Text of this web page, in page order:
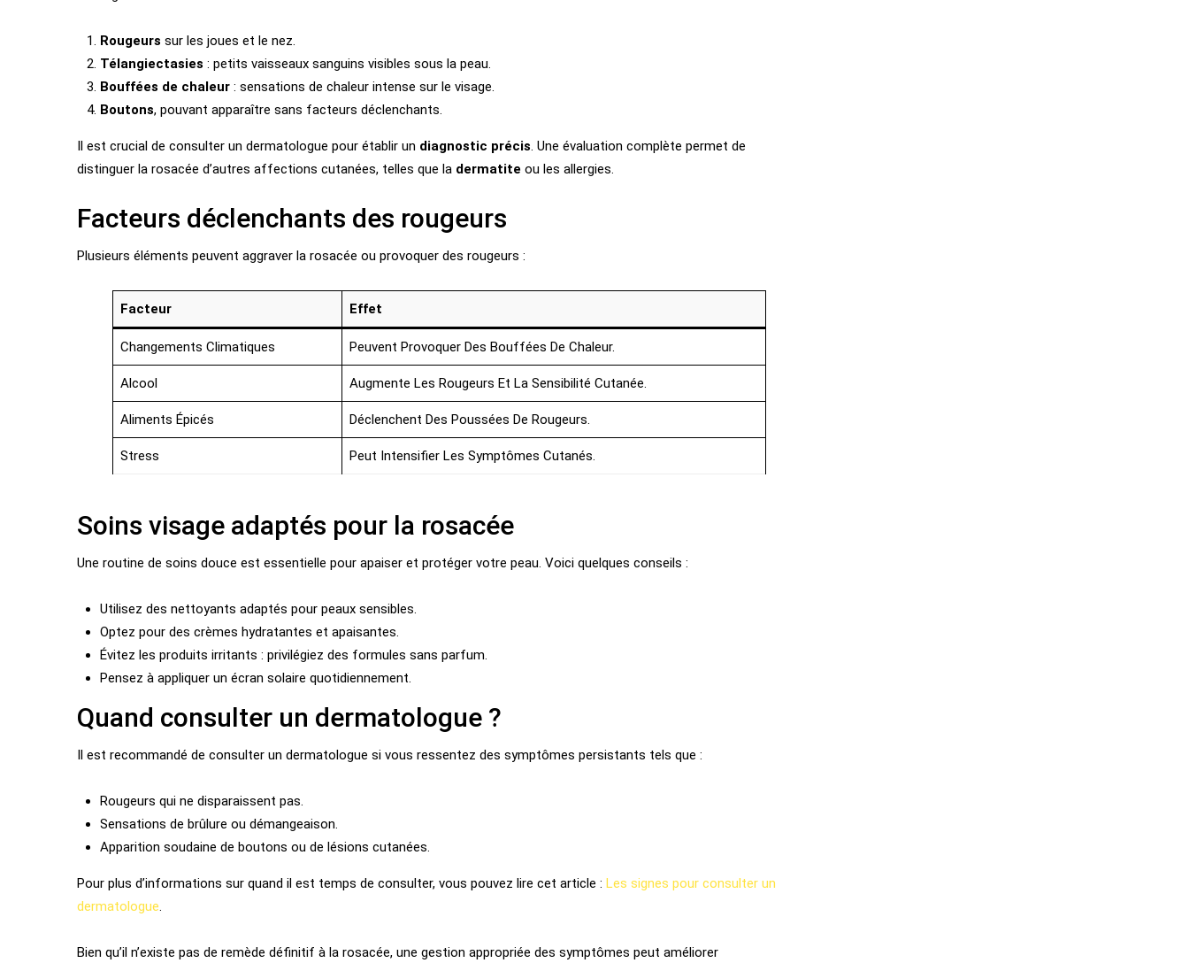
Rougeurs sur les joues et le nez.
Télangiectasies : petits vaisseaux sanguins visibles sous la peau.
Bouffées de chaleur : sensations de chaleur intense sur le visage.
Boutons, pouvant apparaître sans facteurs déclenchants.
Il est crucial de consulter un dermatologue pour établir un diagnostic précis. Une évaluation complète permet de
distinguer la rosacée d’autres affections cutanées, telles que la dermatite ou les allergies.
Facteurs déclenchants des rougeurs
Plusieurs éléments peuvent aggraver la rosacée ou provoquer des rougeurs :
Facteur Effet
Changements Climatiques Peuvent Provoquer Des Bouffées De Chaleur.
Alcool Augmente Les Rougeurs Et La Sensibilité Cutanée.
Aliments Épicés Déclenchent Des Poussées De Rougeurs.
Stress Peut Intensifier Les Symptômes Cutanés.
Soins visage adaptés pour la rosacée
Une routine de soins douce est essentielle pour apaiser et protéger votre peau. Voici quelques conseils :
Utilisez des nettoyants adaptés pour peaux sensibles.
Optez pour des crèmes hydratantes et apaisantes.
Évitez les produits irritants : privilégiez des formules sans parfum.
Pensez à appliquer un écran solaire quotidiennement.
Quand consulter un dermatologue ?
Il est recommandé de consulter un dermatologue si vous ressentez des symptômes persistants tels que :
Rougeurs qui ne disparaissent pas.
Sensations de brûlure ou démangeaison.
Apparition soudaine de boutons ou de lésions cutanées.
Pour plus d’informations sur quand il est temps de consulter, vous pouvez lire cet article : Les signes pour consulter un
dermatologue.
Bien qu’il n’existe pas de remède définitif à la rosacée, une gestion appropriée des symptômes peut améliorer